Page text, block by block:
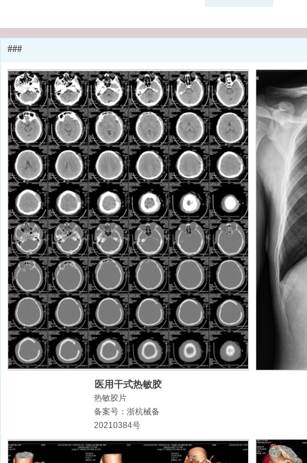
###
医用干式热敏胶
片
热敏胶片
备案号：浙杭械备
20210384号